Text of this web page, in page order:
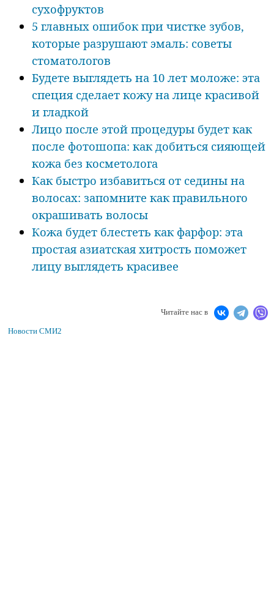
сухофруктов
5 главных ошибок при чистке зубов,
которые разрушают эмаль: советы
стоматологов
Будете выглядеть на 10 лет моложе: эта
специя сделает кожу на лице красивой
и гладкой
Лицо после этой процедуры будет как
после фотошопа: как добиться сияющей
кожа без косметолога
Как быстро избавиться от седины на
волосах: запомните как правильного
окрашивать волосы
Кожа будет блестеть как фарфор: эта
простая азиатская хитрость поможет
лицу выглядеть красивее
Читайте нас в
Новости СМИ2